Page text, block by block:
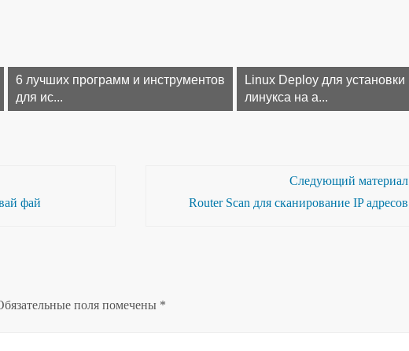
6 лучших программ и инструментов
для ис...
Linux Deploy для установки
линукса на а...
фай
Следующий материал
Router Scan для сканирование IP адресов
поля помечены *